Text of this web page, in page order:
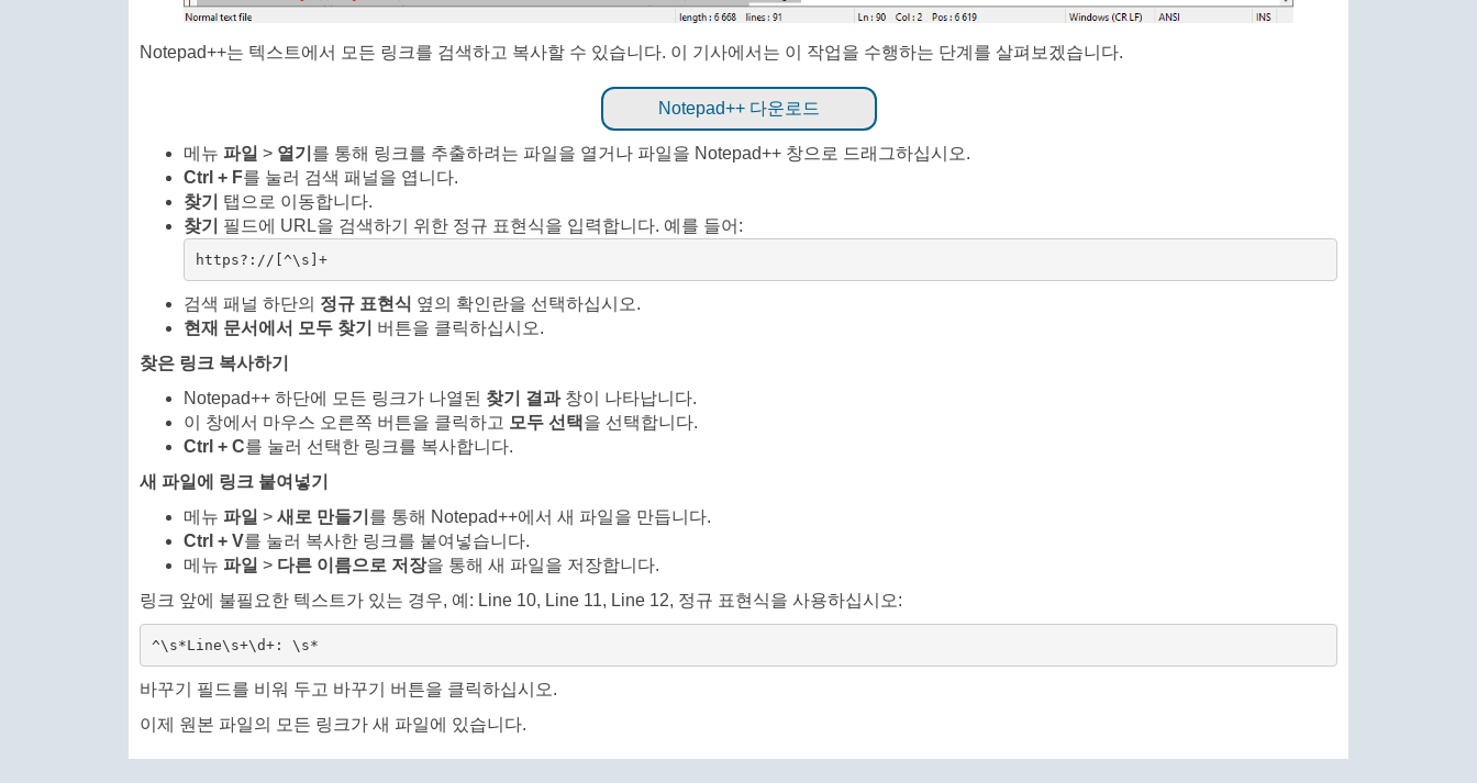
Notepad++는 텍스트에서 모든 링크를 검색하고 복사할 수 있습니다. 이 기사에서는 이 작업을 수행하는 단계를 살펴보겠습니다.
Notepad++ 다운로드
메뉴 파일 > 열기 를 통해 링크를 추출하려는 파일을 열거나 파일을 Notepad++ 창으로 드래그하십시오.
Ctrl + F를 눌러 검색 패널을 엽니다.
찾기
탭으로 이동합니다.
찾기
필드에 URL을 검색하기 위한 정규 표현식을 입력합니다. 예를 들어:
https?://[^\s]+
검색 패널 하단의 정규 표현식 옆의 확인란을 선택하십시오.
현재 문서에서 모두 찾기
버튼을 클릭하십시오.
찾은 링크 복사하기
Notepad++ 하단에 모든 링크가 나열된 찾기 결과창이 나타납니다.
이 창에서 마우스 오른쪽 버튼을 클릭하고 모두 선택을 선택합니다.
Ctrl + C를 눌러 선택한 링크를 복사합니다.
새 파일에 링크 붙여넣기
메뉴 파일 > 새로 만들기 를 통해 Notepad++에서 새 파일을 만듭니다.
Ctrl + V를 눌러 복사한 링크를 붙여넣습니다.
메뉴 파일 > 다른 이름으로 저장을 통해 새 파일을 저장합니다.
링크 앞에 불필요한 텍스트가 있는 경우, 예: Line 10, Line 11, Line 12, 정규 표현식을 사용하십시오:
^\s*Line\s+\d+: \s*
바꾸기 필드를 비워 두고 바꾸기 버튼을 클릭하십시오.
이제 원본 파일의 모든 링크가 새 파일에 있습니다.